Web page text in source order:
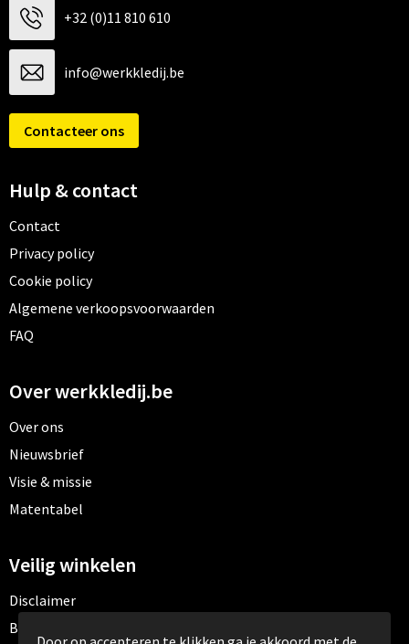
+32 (0)11 810 610
info@werkkledij.be
Contacteer ons
Hulp & contact
Contact
Privacy policy
Cookie policy
Algemene verkoopsvoorwaarden
FAQ
Over werkkledij.be
Over ons
Nieuwsbrief
Visie & missie
Matentabel
Veilig winkelen
Disclaimer
Betaalmethoden